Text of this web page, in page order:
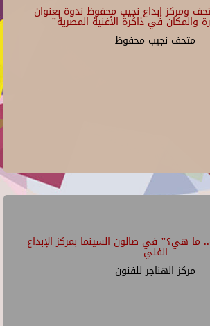
ومركز إبداع نجيب محفوظ ندوة بعنوان
والمكان في ذاكرة الأغنية المصرية"
متحف نجيب محفوظ
ما هي؟" في صالون السينما بمركز الإبداع
الفني
مركز الهناجر للفنون